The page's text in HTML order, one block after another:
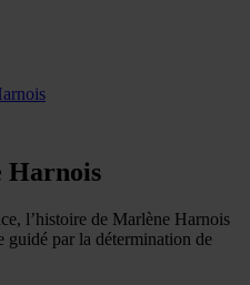
Harnois
l’histoire de Marlène Harnois
guidé par la détermination de